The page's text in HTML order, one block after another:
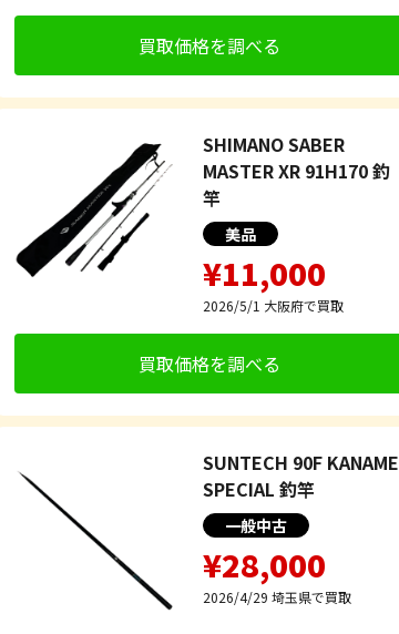
買取価格を調べる
SHIMANO SABER
MASTER XR 91H170 釣
竿
美品
¥11,000
2026/5/1 大阪府で買取
買取価格を調べる
SUNTECH 90F KANAME
SPECIAL 釣竿
一般中古
¥28,000
2026/4/29 埼玉県で買取